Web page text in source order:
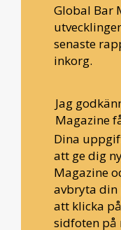
Global Bar
senaste
inkorg.
Jag
Magazine
Dina
att ge dig
Magazine
avbryta din
att klicka
sidfoten på